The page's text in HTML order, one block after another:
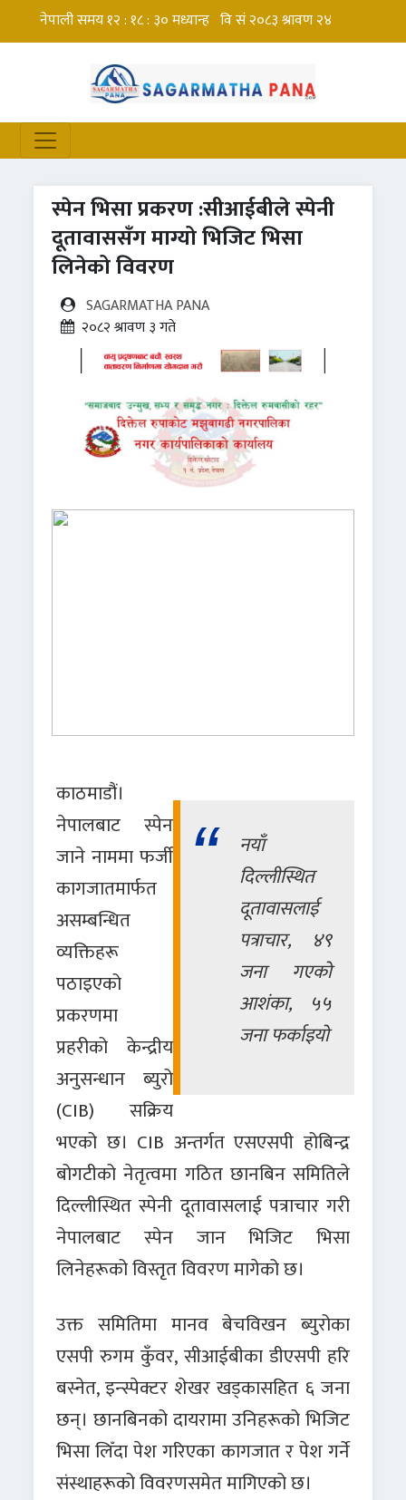
स्पेन भिसा प्रकरण :सीआईबीले स्पेनी
दूतावाससँग माग्यो भिजिट भिसा
लिनेको विवरण
SAGARMATHA PANA
२०८२ श्रावण ३ गते
नयाँ
दिल्लीस्थित
दूतावासलाई
पत्राचार, ४९
जना गएको
आशंका, ५५
जना फर्काइयो
काठमाडौं।
नेपालबाट स्पेन
जाने नाममा फर्जी
कागजातमार्फत
असम्बन्धित
व्यक्तिहरू
पठाइएको
प्रकरणमा
प्रहरीको केन्द्रीय
अनुसन्धान ब्युरो
(CIB) सक्रिय
भएको छ। CIB अन्तर्गत एसएसपी होबिन्द्र
बोगटीको नेतृत्वमा गठित छानबिन समितिले
दिल्लीस्थित स्पेनी दूतावासलाई पत्राचार गरी
नेपालबाट स्पेन जान भिजिट भिसा
लिनेहरूको विस्तृत विवरण मागेको छ।
उक्त समितिमा मानव बेचविखन ब्युरोका
एसपी रुगम कुँवर, सीआईबीका डीएसपी हरि
बस्नेत, इन्स्पेक्टर शेखर खड्कासहित ६ जना
छन्। छानबिनको दायरामा उनिहरूको भिजिट
भिसा लिँदा पेश गरिएका कागजात र पेश गर्ने
संस्थाहरूको विवरणसमेत मागिएको छ।